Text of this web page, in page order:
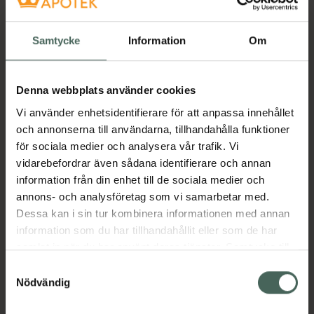
Samtycke Information Om
Denna webbplats använder cookies
Vi använder enhetsidentifierare för att anpassa innehållet
och annonserna till användarna, tillhandahålla funktioner
för sociala medier och analysera vår trafik. Vi
vidarebefordrar även sådana identifierare och annan
information från din enhet till de sociala medier och
annons- och analysföretag som vi samarbetar med.
Dessa kan i sin tur kombinera informationen med annan
information som du har tillhandahållit eller som de har
samlat in när du har använt deras tjänster. Samtycke till
återkalla ditt samtycke via webbplatsens
cookieinställningar. Ett återkallat samtycke påverkar inte
Nödvändig
Få mejl när varan finns i lager online
Din e-postadress
villkoren
Spara
Aktuella erbjudanden
Beskrivning Dölj
Kategorier: